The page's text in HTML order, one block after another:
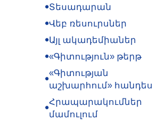
Տեսադարան
Վեբ ռեսուրսներ
Այլ ակադեմիաներ
«Գիտություն» թերթ
«Գիտության
աշխարհում» հանդես
Հրապարակումներ
մամուլում